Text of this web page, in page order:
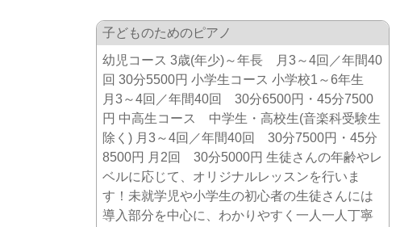
子どものためのピアノ
幼児コース 3歳(年少)～年長 月3～4回／年間40
回 30分5500円 小学生コース 小学校1～6年生
月3～4回／年間40回 30分6500円・45分7500
円 中高生コース 中学生・高校生(音楽科受験生
除く) 月3～4回／年間40回 30分7500円・45分
8500円 月2回 30分5000円 生徒さんの年齢やレ
ベルに応じて、オリジナルレッスンを行いま
す！未就学児や小学生の初心者の生徒さんには
導入部分を中心に、わかりやすく一人一人丁寧